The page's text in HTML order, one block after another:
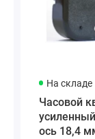
На складе
Часовой
ось 18,4